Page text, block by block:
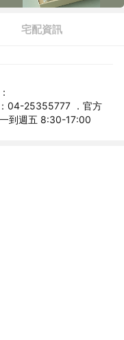
宅配資訊
04-25355777 ．官方
到週五 8:30-17:00